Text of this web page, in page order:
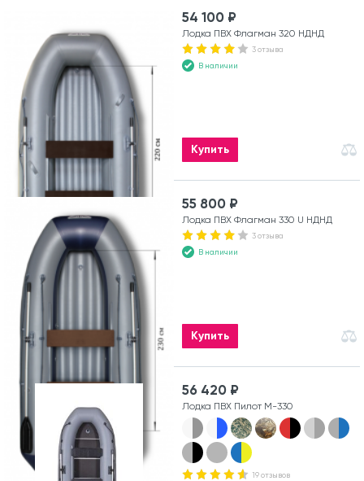
54 100 ₽
Лодка ПВХ Флагман 320 НДНД
3 отзыва
В наличии
Купить
55 800 ₽
Лодка ПВХ Флагман 330 U НДНД
3 отзыва
В наличии
Купить
56 420 ₽
Лодка ПВХ Пилот М-330
19 отзывов